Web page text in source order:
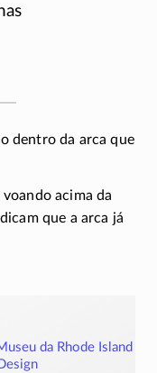
dentro da arca que
voando acima da
que a arca já
da Rhode Island